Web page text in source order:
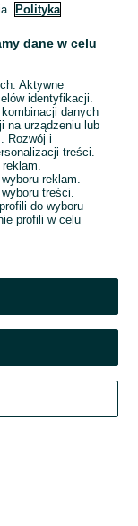
Czat Konto
Polityka
dane w celu
Aktywne
identyfikacji.
danych
na urządzeniu lub
Rozwój i
treści.
reklam.
treści.
do wyboru
profili w celu